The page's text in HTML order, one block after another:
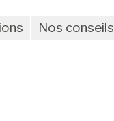
Nos conseils